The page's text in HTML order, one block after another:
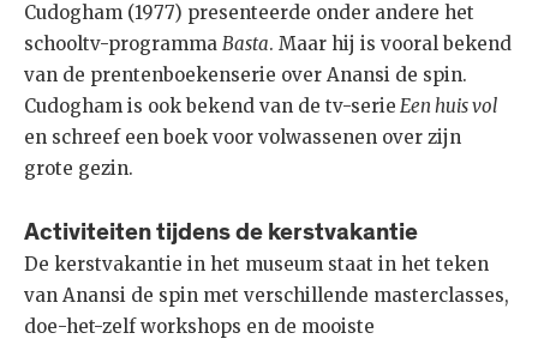
Cudogham (1977) presenteerde onder andere het
schooltv-programma Basta. Maar hij is vooral bekend
van de prentenboekenserie over Anansi de spin.
Cudogham is ook bekend van de tv-serie Een huis vol
en schreef een boek voor volwassenen over zijn
grote gezin.
Activiteiten tijdens de kerstvakantie
De kerstvakantie in het museum staat in het teken
van Anansi de spin met verschillende masterclasses,
doe-het-zelf workshops en de mooiste